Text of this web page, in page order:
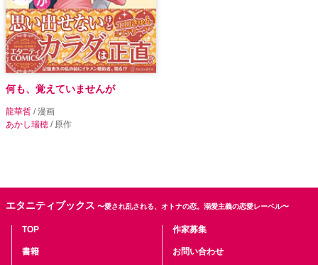
何も、覚えていませんが
龍華哲 / 漫画
あかし瑞穂 / 原作
エタニティブックス 〜愛され乱される、オトナの恋。溺愛主義の恋愛レーベル〜
TOP
書籍
作家募集
お問い合わせ